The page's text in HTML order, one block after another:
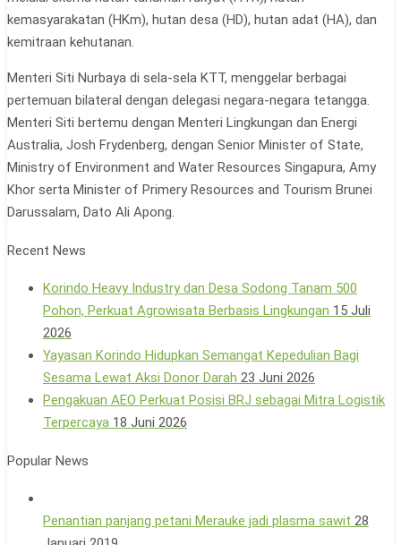
kemasyarakatan (HKm), hutan desa (HD), hu­tan adat (HA), dan
kemitraan kehutanan.
Menteri Siti Nurbaya di sela-sela KTT, menggelar berbagai
pertemuan bilateral dengan delegasi negara-negara te­tangga.
Menteri Siti bertemu de­ngan Menteri Lingkungan dan Energi
Australia, Josh Fryden­berg, dengan Senior Minister of State,
Ministry of Environment and Water Resources Singapu­ra, Amy
Khor serta Minister of Primery Resources and Tour­ism Brunei
Darussalam, Dato Ali Apong.
Recent News
Korindo Heavy Industry dan Desa Sodong Tanam 500
Pohon, Perkuat Agrowisata Berbasis Lingkungan 15 Juli
2026
Yayasan Korindo Hidupkan Semangat Kepedulian Bagi
Sesama Lewat Aksi Donor Darah 23 Juni 2026
Pengakuan AEO Perkuat Posisi BRJ sebagai Mitra Logistik
Terpercaya 18 Juni 2026
Popular News
Penantian panjang petani Merauke jadi plasma sawit 28